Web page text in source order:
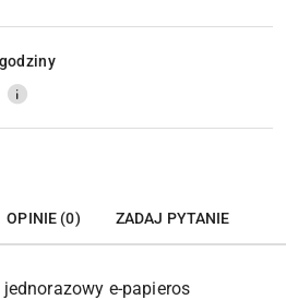
OPINIE (0) ZADAJ PYTANIE
e-papieros